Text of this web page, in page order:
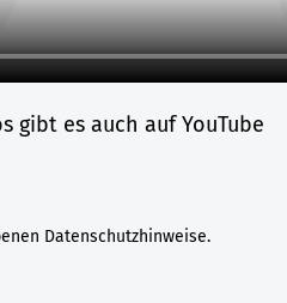
gibt es auch auf YouTube
Datenschutzhinweise.